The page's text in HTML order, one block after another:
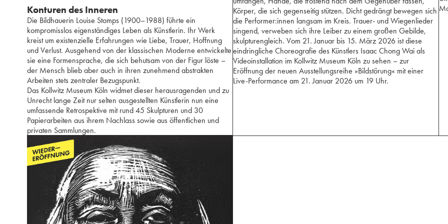
Konturen des Inneren
Die Bildhauerin Louise Stomps (1900–1988) führte ein
kompromisslos eigenständiges Leben als Künstlerin. Ihr Werk
kreist um existenzielle Erfahrungen wie Liebe, Trauer, Hoffnung
und Verlust. Ausgehend von der klassischen Moderne entwickelte
sie eine Formensprache, die sich behutsam von der Figur löste –
der Mensch blieb aber auch in ihren zunehmend abstrakten
Arbeiten stets zentraler Bezugspunkt.
Das Kollwitz Museum Köln widmet dieser herausragenden und zu
Unrecht lange Zeit nur selten ausgestellten Künstlerin nun eine
umfassende Retrospektive mit rund 45 Skulpturen und 30
Papierarbeiten aus ihrem Nachlass sowie aus öffentlichen und
privaten Sammlungen.
Körper, die sich gegenseitig stützen. Dicht gedrängt bewegen sich
die Performer:innen langsam im Kreis. Trauer- und Wiegenlieder
singend, verweben sich ihre Leiber zu einem großen Gebilde,
skulpturengleich. Vom 21. Januar bis 15. März 2026 ist diese
eindringliche Choreografie des Künstlers Isaac Chong Wai als
Videoinstallation im Kollwitz Museum Köln zu sehen – zur
Eröffnung der neuen Ausstellungsreihe »Bildstörung« mit einer
Live-Performance am 21. Januar 2026 um 19 Uhr.